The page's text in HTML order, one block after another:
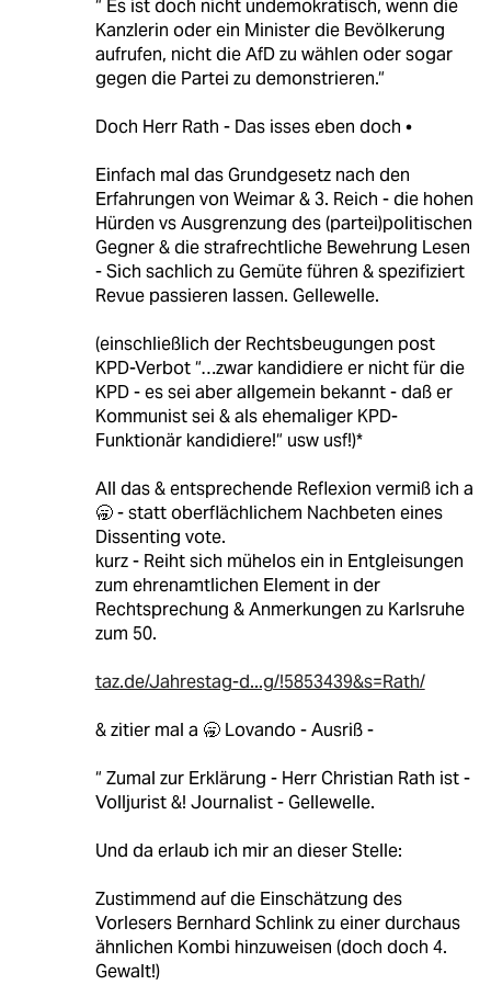
“ Es ist doch nicht undemokratisch, wenn die
Kanzlerin oder ein Minister die Bevölkerung
aufrufen, nicht die AfD zu wählen oder sogar
gegen die Partei zu demonstrieren.“
Doch Herr Rath - Das isses eben doch •
Einfach mal das Grundgesetz nach den
Erfahrungen von Weimar & 3. Reich - die hohen
Hürden vs Ausgrenzung des (partei)politischen
Gegner & die strafrechtliche Bewehrung Lesen
- Sich sachlich zu Gemüte führen & spezifiziert
Revue passieren lassen. Gellewelle.
(einschließlich der Rechtsbeugungen post
KPD-Verbot “…zwar kandidiere er nicht für die
KPD - es sei aber allgemein bekannt - daß er
Kommunist sei & als ehemaliger KPD-
Funktionär kandidiere!“ usw usf!)*
All das & entsprechende Reflexion vermiß ich a
🥱 - statt oberflächlichem Nachbeten eines
Dissenting vote.
kurz - Reiht sich mühelos ein in Entgleisungen
zum ehrenamtlichen Element in der
Rechtsprechung & Anmerkungen zu Karlsruhe
zum 50.
taz.de/Jahrestag-d...g/!5853439&s=Rath/
& zitier mal a 🥱 Lovando - Ausriß -
“ Zumal zur Erklärung - Herr Christian Rath ist -
Volljurist &! Journalist - Gellewelle.
Und da erlaub ich mir an dieser Stelle:
Zustimmend auf die Einschätzung des
Vorlesers Bernhard Schlink zu einer durchaus
ähnlichen Kombi hinzuweisen (doch doch 4.
Gewalt!)